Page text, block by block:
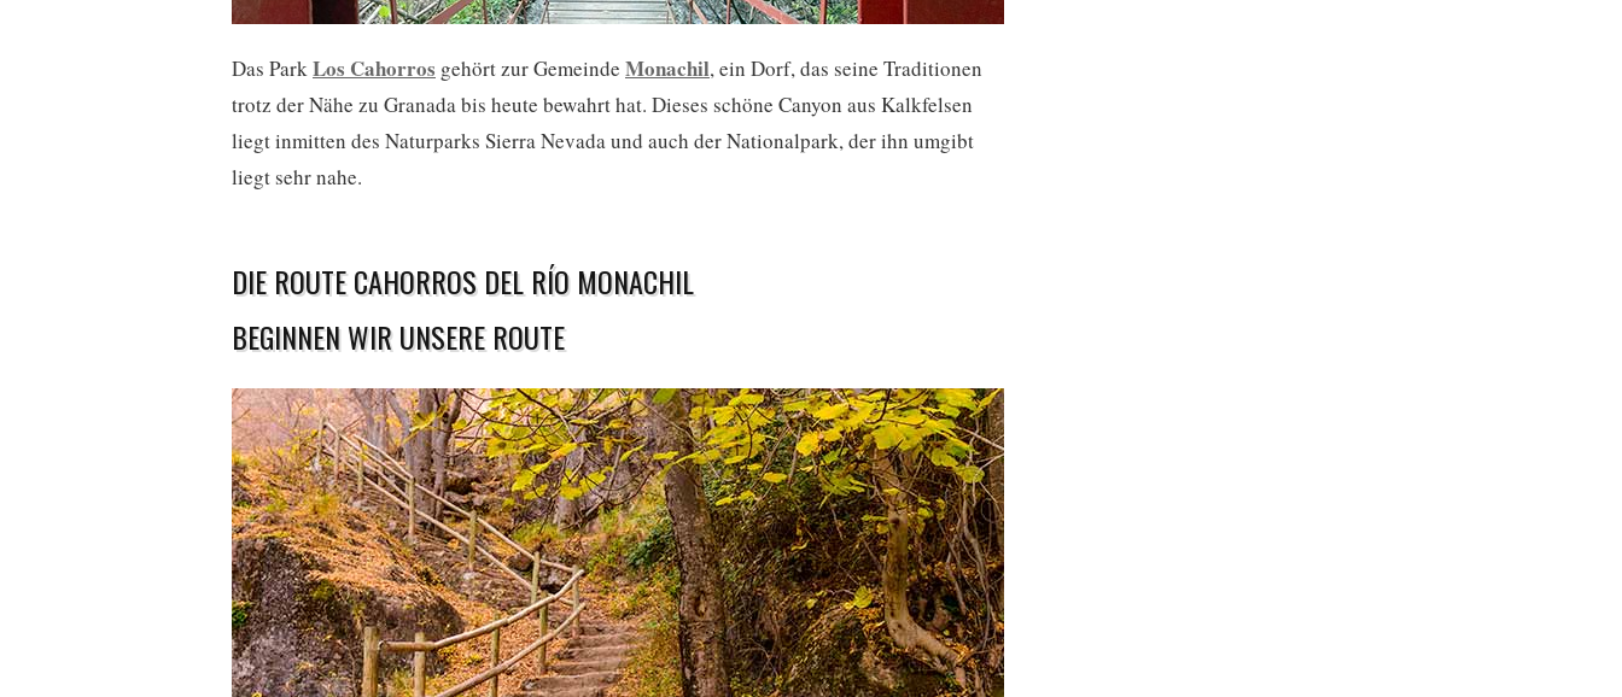
Das ParkLos Cahorros gehört zur Gemeinde Monachil, ein Dorf, das seine Traditionen
trotz der Nähe zu Granada bis heute bewahrt hat. Dieses schöne Canyon aus Kalkfelsen
liegt inmitten des Naturparks Sierra Nevada und auch der Nationalpark, der ihn umgibt
liegt sehr nahe.
DIE ROUTE CAHORROS DEL RÍO MONACHIL
BEGINNEN WIR UNSERE ROUTE